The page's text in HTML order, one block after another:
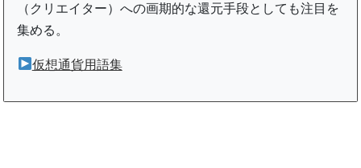
（クリエイター）への画期的な還元手段としても注目を
集める。
仮想通貨用語集